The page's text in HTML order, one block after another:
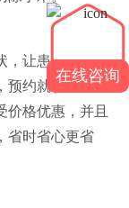
让患者以更低
预约就诊者在做
价格优惠，并且
省时省心更省
在线咨询